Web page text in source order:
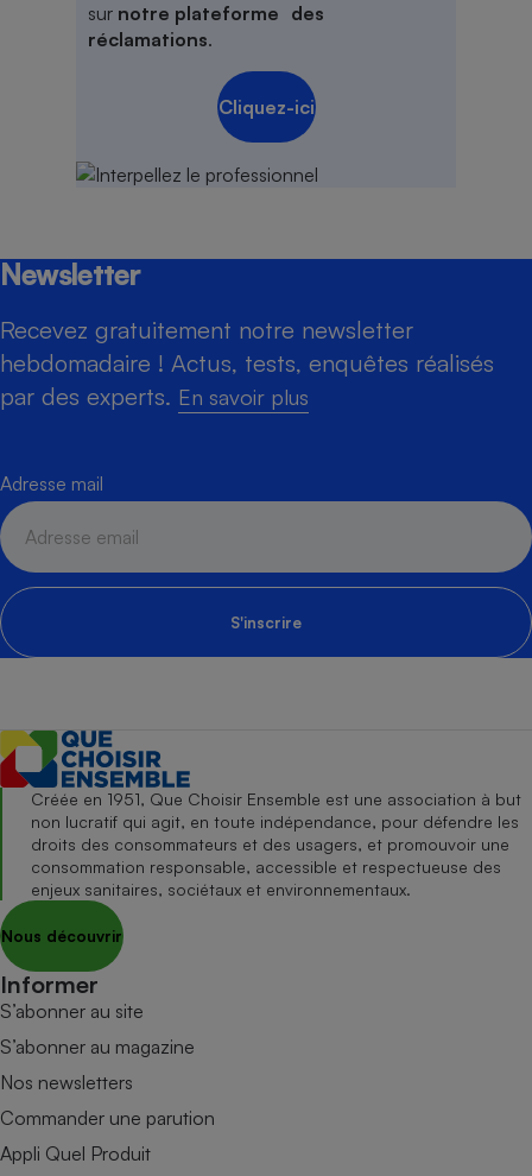
sur notre plateforme des
réclamations.
Cliquez-ici
Newsletter
Recevez gratuitement notre newsletter
hebdomadaire ! Actus, tests, enquêtes réalisés
par des experts. En savoir plus
Adresse mail
S'inscrire
Créée en 1951, Que Choisir Ensemble est une association à but
non lucratif qui agit, en toute indépendance, pour défendre les
droits des consommateurs et des usagers, et promouvoir une
consommation responsable, accessible et respectueuse des
enjeux sanitaires, sociétaux et environnementaux.
Nous découvrir
Informer
S’abonner au site
S’abonner au magazine
Nos newsletters
Commander une parution
Appli Quel Produit